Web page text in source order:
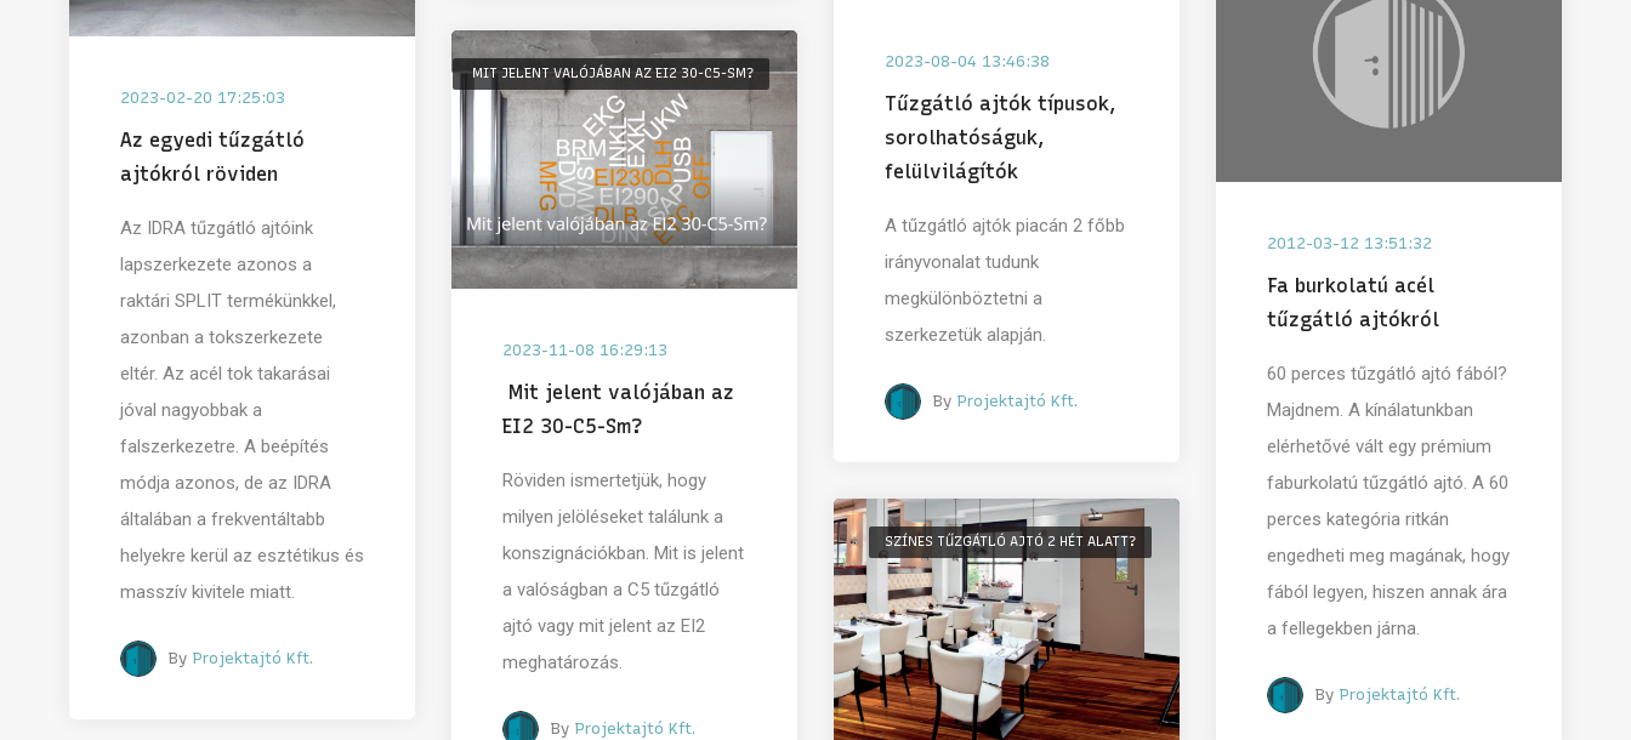
2023-08-04 13:46:38
Tűzgátló ajtók típusok,
sorolhatóságuk,
felülvilágítók
A tűzgátló ajtók piacán 2 főbb
irányvonalat tudunk
megkülönböztetni a
szerkezetük alapján.
By Projektajtó Kft.
2023-02-20 17:25:03
Az egyedi tűzgátló
ajtókról röviden
Az IDRA tűzgátló ajtóink
lapszerkezete azonos a
raktári SPLIT termékünkkel,
azonban a tokszerkezete
eltér. Az acél tok takarásai
jóval nagyobbak a
falszerkezetre. A beépítés
módja azonos, de az IDRA
általában a frekventáltabb
helyekre kerül az esztétikus és
masszív kivitele miatt.
By Projektajtó Kft.
2012-03-12 13:51:32
Fa burkolatú acél
tűzgátló ajtókról
60 perces tűzgátló ajtó fából?
Majdnem. A kínálatunkban
elérhetővé vált egy prémium
faburkolatú tűzgátló ajtó. A 60
perces kategória ritkán
engedheti meg magának, hogy
fából legyen, hiszen annak ára
a fellegekben járna.
ByProjektajtó Kft.
MIT JELENT VALÓJÁBAN AZ EI2 30-C5-SM?
2023-11-08 16:29:13
Mit jelent valójában az
EI2 30-C5-Sm?
Röviden ismertetjük, hogy
milyen jelöléseket találunk a
konszignációkban. Mit is jelent
a valóságban a C5 tűzgátló
ajtó vagy mit jelent az EI2
meghatározás.
By Projektajtó Kft.
SZÍNES TŰZGÁTLÓ AJTÓ 2 HÉT ALATT?